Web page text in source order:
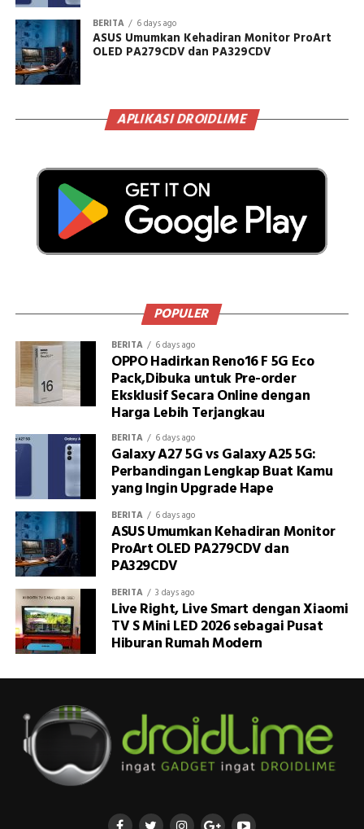
BERITA 6 days ago
ASUS Umumkan Kehadiran Monitor ProArt
OLED PA279CDV dan PA329CDV
APLIKASI DROIDLIME
POPULER
BERITA 6 days ago
OPPO Hadirkan Reno16 F 5G Eco
Pack,Dibuka untuk Pre-order
Eksklusif Secara Online dengan
Harga Lebih Terjangkau
BERITA 6 days ago
Galaxy A27 5G vs Galaxy A25 5G:
Perbandingan Lengkap Buat Kamu
yang Ingin Upgrade Hape
BERITA 6 days ago
ASUS Umumkan Kehadiran Monitor
ProArt OLED PA279CDV dan
PA329CDV
BERITA 3 days ago
Live Right, Live Smart dengan Xiaomi
TV S Mini LED 2026 sebagai Pusat
Hiburan Rumah Modern